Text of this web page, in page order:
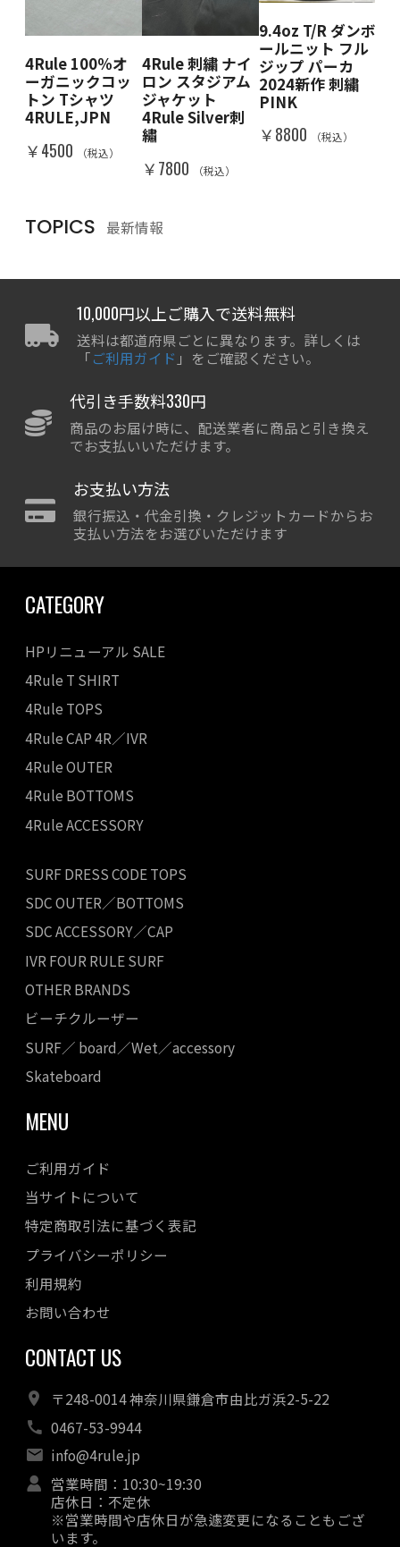
4Rule 100％オ
ーガニックコッ
トン Tシャツ
4RULE,JPN
￥4500 （税込）
4Rule 刺繍 ナイ
ロン スタジアム
ジャケット
4Rule Silver刺
繡
￥7800 （税込）
9.4oz T/R ダンボ
ールニット フル
ジップ パーカ
2024新作 刺繍
PINK
￥8800 （税込）
TOPICS 最新情報
10,000円以上ご購入で送料無料
送料は都道府県ごとに異なります。詳しくは
「ご利用ガイド 」をご確認ください。
代引き手数料330円
商品のお届け時に、配送業者に商品と引き換え
でお支払いいただけます。
お支払い方法
銀行振込・代金引換・クレジットカードからお
支払い方法をお選びいただけます
CATEGORY
HPリニューアル SALE
4Rule T SHIRT
4Rule TOPS
4Rule CAP 4R／IVR
4Rule OUTER
4Rule BOTTOMS
4Rule ACCESSORY
SURF DRESS CODE TOPS
SDC OUTER／BOTTOMS
SDC ACCESSORY／CAP
IVR FOUR RULE SURF
OTHER BRANDS
ビーチクルーザー
SURF／ board／Wet／accessory
Skateboard
MENU
ご利用ガイド
当サイトについて
特定商取引法に基づく表記
プライバシーポリシー
利用規約
お問い合わせ
CONTACT US
〒248-0014 神奈川県鎌倉市由比ガ浜2-5-22
0467-53-9944
info@4rule.jp
営業時間：10:30~19:30
店休日：不定休
※営業時間や店休日が急遽変更になることもござ
います。